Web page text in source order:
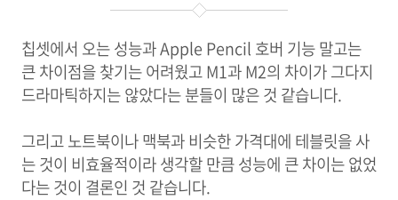
칩셋에서 오는 성능과 Apple Pencil 호버 기능 말고는
큰 차이점을 찾기는 어려웠고 M1과 M2의 차이가 그다지
드라마틱하지는 않았다는 분들이 많은 것 같습니다.
그리고 노트북이나 맥북과 비슷한 가격대에 테블릿을 사
는 것이 비효율적이라생각할 만큼 성능에 큰 차이는 없었
다는 것이 결론인 것 같습니다.